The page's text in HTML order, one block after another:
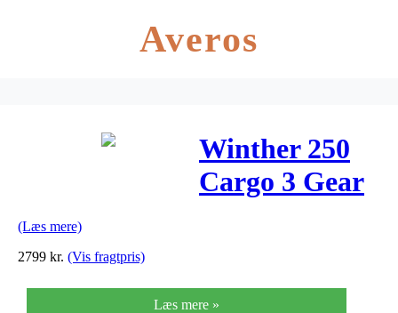
Averos
Winther 250
Cargo 3 Gear
2018
(Læs mere)
2799 kr. (Vis fragtpris)
Læs mere »